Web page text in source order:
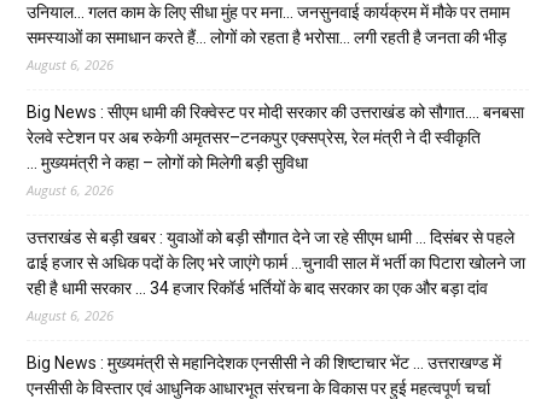
उनियाल… गलत काम के लिए सीधा मुंह पर मना… जनसुनवाई कार्यक्रम में मौके पर तमाम
समस्याओं का समाधान करते हैं… लोगों को रहता है भरोसा… लगी रहती है जनता की भीड़
August 6, 2026
Big News : सीएम धामी की रिक्वेस्ट पर मोदी सरकार की उत्तराखंड को सौगात…. बनबसा
रेलवे स्टेशन पर अब रुकेगी अमृतसर–टनकपुर एक्सप्रेस, रेल मंत्री ने दी स्वीकृति
… मुख्यमंत्री ने कहा – लोगों को मिलेगी बड़ी सुविधा
August 6, 2026
उत्तराखंड से बड़ी खबर : युवाओं को बड़ी सौगात देने जा रहे सीएम धामी … दिसंबर से पहले
ढाई हजार से अधिक पदों के लिए भरे जाएंगे फार्म …चुनावी साल में भर्ती का पिटारा खोलने जा
रही है धामी सरकार … 34 हजार रिकॉर्ड भर्तियों के बाद सरकार का एक और बड़ा दांव
August 6, 2026
Big News : मुख्यमंत्री से महानिदेशक एनसीसी ने की शिष्टाचार भेंट … उत्तराखण्ड में
एनसीसी के विस्तार एवं आधुनिक आधारभूत संरचना के विकास पर हुई महत्वपूर्ण चर्चा